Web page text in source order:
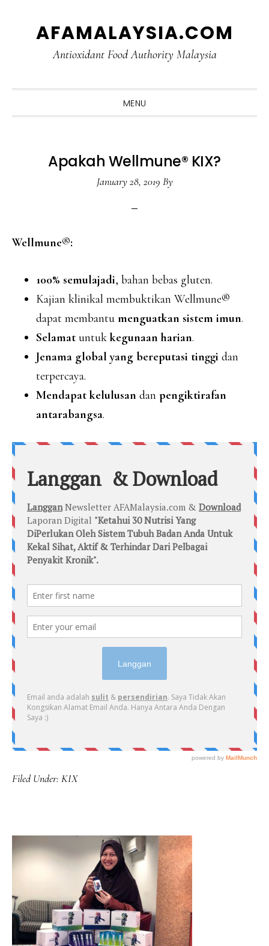
AFAMALAYSIA.COM
Antioxidant Food Authority Malaysia
MENU
Apakah Wellmune® KIX?
January 28, 2019 By
Wellmune®:
100% semulajadi, bahan bebas gluten.
Kajian klinikal membuktikan Wellmune®
dapat membantu menguatkan sistem imun.
Selamat untuk kegunaan harian.
Jenama global yang bereputasi tinggi dan
terpercaya.
Mendapat kelulusan dan pengiktirafan
antarabangsa.
Filed Under: KIX
PRIMARY
SIDEBAR